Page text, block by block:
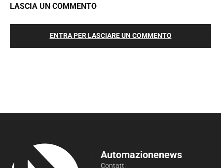
LASCIA UN COMMENTO
ENTRA PER LASCIARE UN COMMENTO
Automazionenews
Contatti